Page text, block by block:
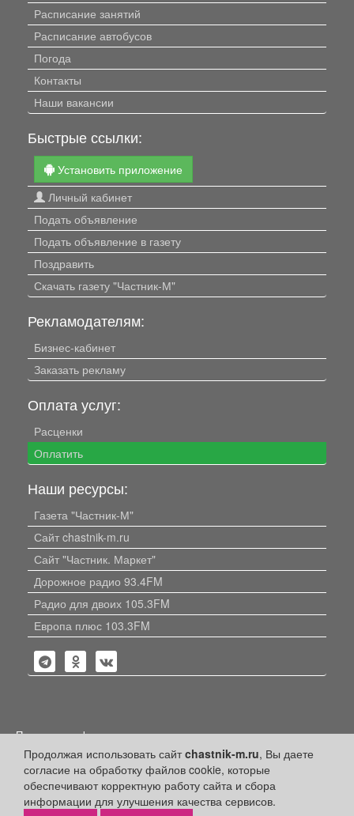
Продолжая использовать сайтchastnik-m.ru, Вы даете
согласие на обработку файлов cookie, которые
обеспечивают корректную работу сайта и сбора
информации для улучшения качества сервисов.
Расписание занятий
Расписание автобусов
Погода
Контакты
Наши вакансии
Быстрые ссылки:
Установить приложение
Личный кабинет
Подать объявление
Подать объявление в газету
Поздравить
Скачать газету "Частник-М"
Рекламодателям:
Бизнес-кабинет
Заказать рекламу
Оплата услуг:
Расценки
Оплатить
Наши ресурсы:
Газета "Частник-М"
Сайт chastnik-m.ru
Сайт "Частник. Маркет"
Дорожное радио 93.4FM
Радио для двоих 105.3FM
Европа плюс 103.3FM
Политика конфиденциальности
Публикации с пометкой «Реклама», «На правах рекламы»,
«Партнёрский проект» оплачены рекламодателем.
Редакция сайта не несет ответственности за достоверность
информации, содержащейся в рекламных материалах и
объявлениях.